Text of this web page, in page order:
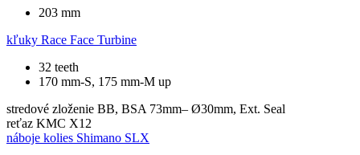
203 mm
kľuky Race Face Turbine
32 teeth
170 mm-S, 175 mm-M up
stredové zloženie BB, BSA 73mm– Ø30mm, Ext. Seal
reťaz KMC X12
náboje kolies Shimano SLX